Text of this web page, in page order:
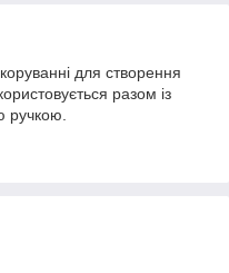
для створення
разом із
ручкою.